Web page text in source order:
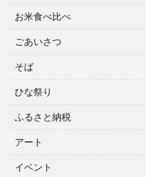
お米食べ比べ
ごあいさつ
そば
ひな祭り
ふるさと納税
アート
イベント